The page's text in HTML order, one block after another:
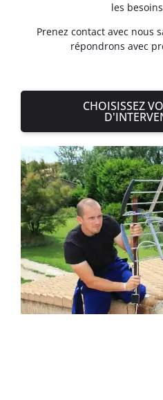
les
Prenez contact avec nous
répondrons avec
CHOISISSEZ